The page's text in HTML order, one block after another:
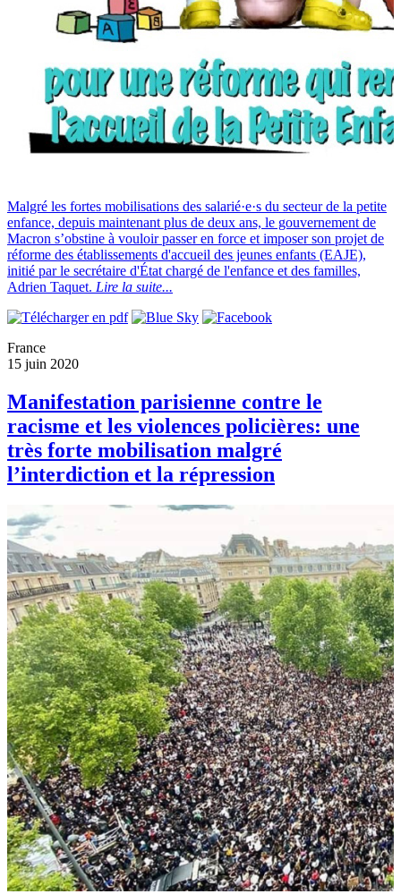
Malgré les fortes mobilisations des salarié·e·s du secteur de la petite
enfance, depuis maintenant plus de deux ans, le gouvernement de
Macron s’obstine à vouloir passer en force et imposer son projet de
réforme des établissements d'accueil des jeunes enfants (EAJE),
initié par le secrétaire d'État chargé de l'enfance et des familles,
Adrien Taquet. Lire la suite...
France
15 juin 2020
Manifestation parisienne contre le
racisme et les violences policières: une
très forte mobilisation malgré
l’interdiction et la répression